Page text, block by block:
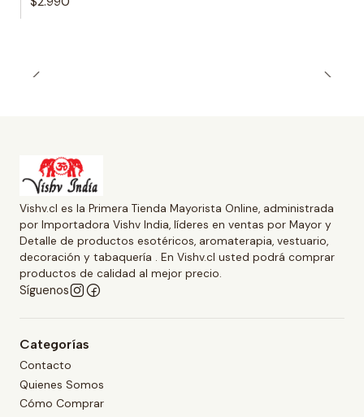
Vishv.cl es la Primera Tienda Mayorista Online, administrada
por Importadora Vishv India, líderes en ventas por Mayor y
Detalle de productos esotéricos, aromaterapia, vestuario,
decoración y tabaquería . En Vishv.cl usted podrá comprar
productos de calidad al mejor precio.
Síguenos
Categorías
Contacto
Quienes Somos
Cómo Comprar